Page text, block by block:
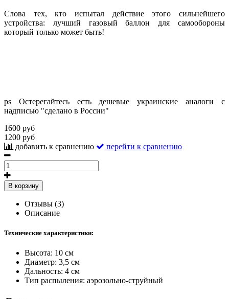
Слова тех, кто испытал действие этого сильнейшего
устройства: лучший газовый баллон для самообороны
который только может быть!
ps Остерегайтесь есть дешевые украинские аналоги с
надписью "сделано в России"
1600 руб
1200 руб
добавить к сравнению
перейти к сравнению
В корзину
Отзывы (3)
Описание
Технические характеристики:
Высота: 10 см
Диаметр: 3,5 см
Дальность: 4 см
Тип распыления: аэрозольно-струйный